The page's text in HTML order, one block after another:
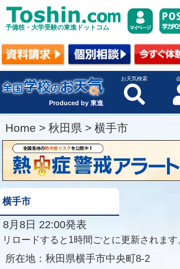
予備校・大学受験の東進ドットコム
Produced by 東進
お天気検索
Home > 秋田県 > 横手市
横手市
8月8日 22:00発表
リロードすると1時間ごとに更新されます
所在地： 秋田県横手市中央町8-2